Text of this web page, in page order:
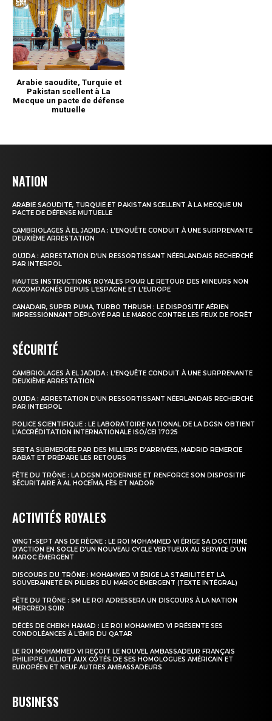
NATION
ARABIE SAOUDITE, TURQUIE ET PAKISTAN SCELLENT À LA MECQUE UN
PACTE DE DÉFENSE MUTUELLE
CAMBRIOLAGES À EL JADIDA : L’ENQUÊTE CONDUIT À UNE SURPRENANTE
DEUXIÈME ARRESTATION
OUJDA : ARRESTATION D’UN RESSORTISSANT NÉERLANDAIS RECHERCHÉ
PAR INTERPOL
HAUTES INSTRUCTIONS ROYALES POUR LE RETOUR DES MINEURS NON
ACCOMPAGNÉS DEPUIS L’ESPAGNE ET L’EUROPE
CANADAIR, SUPER PUMA, TURBO THRUSH : LE DISPOSITIF AÉRIEN
IMPRESSIONNANT DÉPLOYÉ PAR LE MAROC CONTRE LES FEUX DE FORÊT
SÉCURITÉ
CAMBRIOLAGES À EL JADIDA : L’ENQUÊTE CONDUIT À UNE SURPRENANTE
DEUXIÈME ARRESTATION
OUJDA : ARRESTATION D’UN RESSORTISSANT NÉERLANDAIS RECHERCHÉ
PAR INTERPOL
POLICE SCIENTIFIQUE : LE LABORATOIRE NATIONAL DE LA DGSN OBTIENT
L’ACCRÉDITATION INTERNATIONALE ISO/CEI 17025
SEBTA SUBMERGÉE PAR DES MILLIERS D’ARRIVÉES, MADRID REMERCIE
RABAT ET PRÉPARE LES RETOURS
FÊTE DU TRÔNE : LA DGSN MODERNISE ET RENFORCE SON DISPOSITIF
SÉCURITAIRE À AL HOCEÏMA, FÈS ET NADOR
ACTIVITÉS ROYALES
VINGT-SEPT ANS DE RÈGNE : LE ROI MOHAMMED VI ÉRIGE SA DOCTRINE
D’ACTION EN SOCLE D’UN NOUVEAU CYCLE VERTUEUX AU SERVICE D’UN
MAROC ÉMERGENT
DISCOURS DU TRÔNE : MOHAMMED VI ÉRIGE LA STABILITÉ ET LA
SOUVERAINETÉ EN PILIERS DU MAROC ÉMERGENT (TEXTE INTÉGRAL)
FÊTE DU TRÔNE : SM LE ROI ADRESSERA UN DISCOURS À LA NATION
MERCREDI SOIR
DÉCÈS DE CHEIKH HAMAD : LE ROI MOHAMMED VI PRÉSENTE SES
CONDOLÉANCES À L’ÉMIR DU QATAR
LE ROI MOHAMMED VI REÇOIT LE NOUVEL AMBASSADEUR FRANÇAIS
PHILIPPE LALLIOT AUX CÔTÉS DE SES HOMOLOGUES AMÉRICAIN ET
EUROPÉEN ET NEUF AUTRES AMBASSADEURS
BUSINESS